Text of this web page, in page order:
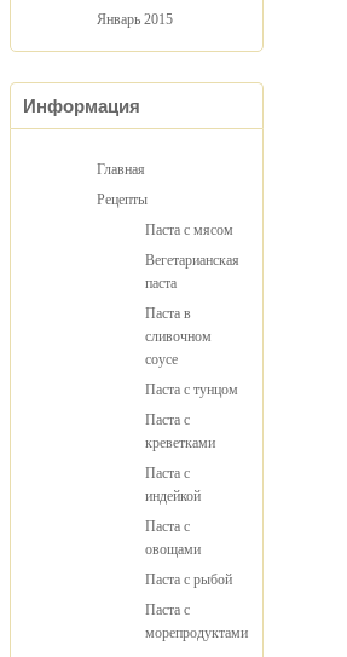
Январь 2015
Информация
Главная
Рецепты
Паста с мясом
Вегетарианская
паста
Паста в
сливочном
соусе
Паста с тунцом
Паста с
креветками
Паста с
индейкой
Паста с
овощами
Паста с рыбой
Паста с
морепродуктами